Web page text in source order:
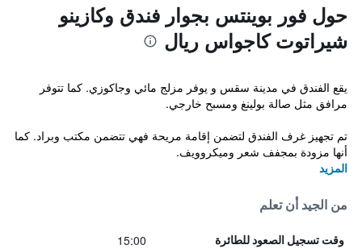
حول فور بوينتس بجوار فندق وكازينو
شيراتوت كاجواس ريال
يقع الفندق في مدينة سقس و يوفر مزلج مائي وجاكوزي. كما تتوفر
مرافق مثل صالة بولينغ ومسبح خارجي.
تم تجهيز غرف الفندق لتضمن إقامة مريحة فهي تتضمن مكتب وبراد. كما
أنها مزودة بمجفف شعر وميكروويف.
المزيد
من الجيد أن تعلم
وقت تسجيل الصعود للطائرة 15:00